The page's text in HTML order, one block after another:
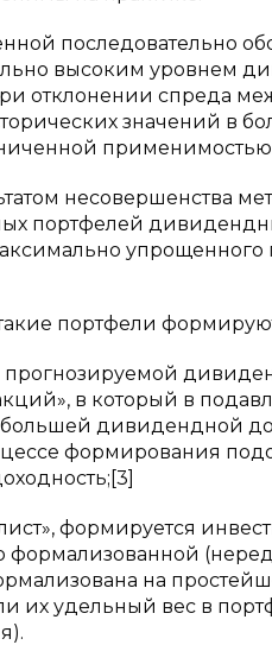
последовательно
высоким уровнем
отклонении спреда
значений в
несовершенства
портфелей
упрощенного
портфели
прогнозируемой
в который в
дивидендной
формирования
формируется
формализованной
на
их удельный вес в